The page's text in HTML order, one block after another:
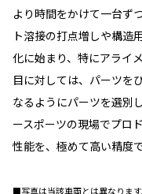
より時間をかけて一台ず
ト溶接の打点増しや構造
化に始まり、特にアライ
目に対しては、パーツを
なるようにパーツを選別
ースポーツの現場でプロ
性能を、極めて高い精度
■写真は当該車両とは異なります